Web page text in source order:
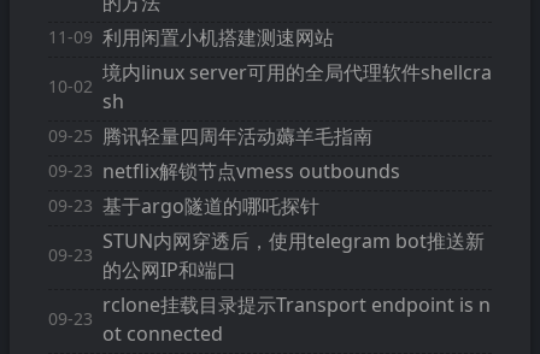
11-09 利用闲置小机搭建测速网站
10-02
境内linux server可用的全局代理软件shellcra
sh
09-25 腾讯轻量四周年活动薅羊毛指南
09-23 netflix解锁节点vmess outbounds
09-23 基于argo隧道的哪吒探针
09-23
STUN内网穿透后，使用telegram bot推送新
的公网IP和端口
09-23
rclone挂载目录提示Transport endpoint is n
ot connected